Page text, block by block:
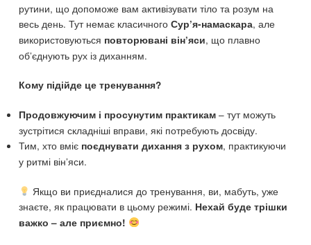
рутини, що допоможе вам активізувати тіло та розум на
весь день. Тут немає класичногоСур’я-намаскара, але
використовуються повторювані він’яси, що плавно
об’єднують рух із диханням.
Кому підійде це тренування?
Продовжуючим і просунутим практикам – тут можуть
зустрітися складніші вправи, які потребують досвіду.
Тим, хто вміє поєднувати дихання з рухом, практикуючи
у ритмі він’яси.
Якщо ви приєдналися до тренування, ви, мабуть, уже
знаєте, як працювати в цьому режимі. Нехай буде трішки
важко – але приємно!